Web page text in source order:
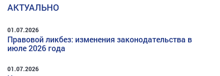
АКТУАЛЬНО
01.07.2026
Правовой ликбез: изменения законодательства в
июле 2026 года
01.07.2026